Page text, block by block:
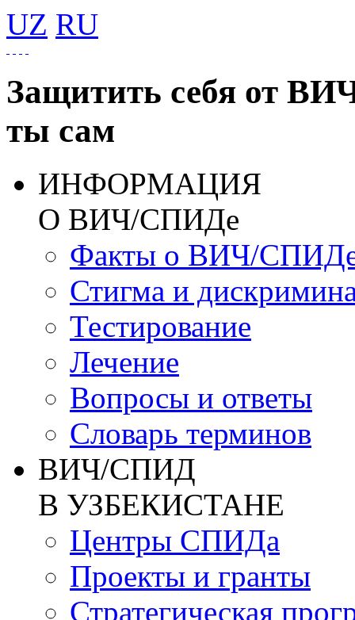
UZ RU
Защитить себя от
ты сам
ИНФОРМАЦИЯ
О ВИЧ/СПИДе
Факты о ВИЧ/
Стигма и
Тестирование
Лечение
Вопросы и ответы
Словарь терминов
ВИЧ/СПИД
В УЗБЕКИСТАНЕ
Центры СПИДа
Проекты и гранты
Стратегическая